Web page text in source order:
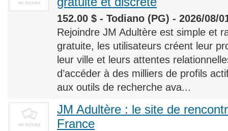
152.00 $ - Todiano (PG) - 2026/08/
Rejoindre JM Adultère est simple et
gratuite, les utilisateurs créent leur
leur ville et leurs attentes
d’accéder à des milliers de profils
aux outils de recherche ava...
JM Adultère : le site de
France